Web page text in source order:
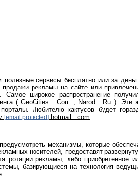
сервисы бесплатно или за
рекламы на сайте или
широкое распространение
( GeoCities . Com , Narod . Ru ). Эти
Любителю кактусов будет
[email protected] hotmail . com .
механизмы, которые
носителей, предоставят
ротации рекламы, либо приобретенное
базирующиеся на технология